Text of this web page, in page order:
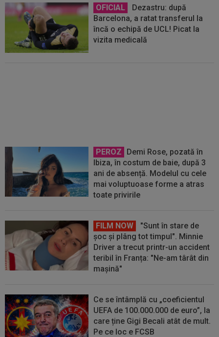
OFICIAL
Dezastru: după
Barcelona, a ratat transferul la
încă o echipă de UCL! Picat la
vizita medicală
PEROZ
Demi Rose, pozată în
Ibiza, în costum de baie, după 3
ani de absență. Modelul cu cele
mai voluptuoase forme a atras
toate privirile
FILM NOW
"Sunt în stare de
șoc și plâng tot timpul". Minnie
Driver a trecut printr-un accident
teribil în Franța: "Ne-am târât din
mașină"
Ce se întâmplă cu „coeficientul
UEFA de 100.000.000 de euro”, la
care ține Gigi Becali atât de mult.
Pe ce loc e FCSB